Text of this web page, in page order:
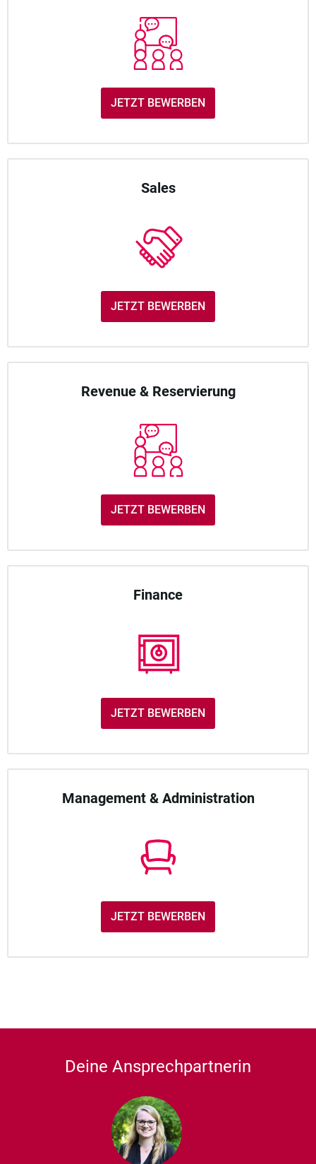
JETZT BEWERBEN
Sales
JETZT BEWERBEN
Revenue & Reservierung
JETZT BEWERBEN
Finance
JETZT BEWERBEN
Management & Administration
JETZT BEWERBEN
Deine Ansprechpartnerin